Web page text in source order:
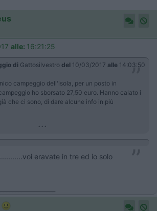
alle: 16:21:25
di Gattosilvestro del 10/03/2017 alle 14:03:50
campeggio dell'isola, per un posto in
ho sborsato 27,50 euro. Hanno calato i
che ci sono, di dare alcune info in più
...
eravate in tre ed io solo